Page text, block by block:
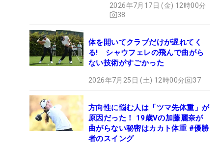
2026年7月17日 (金) 12時00分
38
体を開いてクラブだけが遅れてく
る! シャウフェレの飛んで曲がら
ない技術がすごかった
2026年7月25日 (土) 12時00分 37
方向性に悩む人は「ツマ先体重」が
原因だった！ 19歳Vの加藤麗奈が
曲がらない秘密はカカト体重 #優勝
者のスイング